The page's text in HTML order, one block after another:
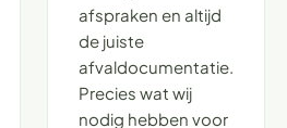
afspraken en altijd
de juiste
afvaldocumentatie.
Precies wat wij
nodig hebben voor